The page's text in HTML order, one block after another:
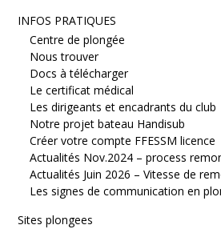
INFOS PRATIQUES
Centre de plongée
Nous trouver
Docs à télécharger
Le certificat médical
Les dirigeants et encadrants du club
Notre projet bateau Handisub
Créer votre compte FFESSM licence
Actualités Nov.2024 – process
Actualités Juin 2026 – Vitesse de
Les signes de communication en
Sites plongees